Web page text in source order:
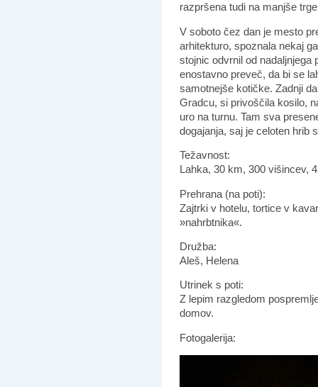
razpršena tudi na manjše
V soboto čez dan je mesto
arhitekturo, spoznala nekaj
stojnic odvrnil od nadaljnjega
enostavno preveč, da bi se
samotnejše kotičke. Zadnji
Gradcu, si privoščila kosilo,
uro na turnu. Tam sva
dogajanja, saj je celoten hrib
Težavnost:
Lahka, 30 km, 300 višincev,
Prehrana (na poti):
Zajtrki v hotelu, tortice v
»nahrbtnika«.
Družba:
Aleš, Helena
Utrinek s poti:
Z lepim razgledom
domov.
Fotogalerija: